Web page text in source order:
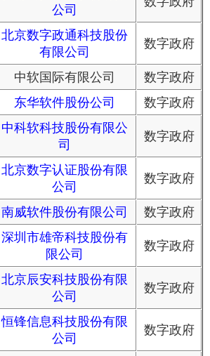
公司
北京数字政通科技股份
有限公司
数字政府
中软国际有限公司
数字政府
东华软件股份公司 数字政府
中科软科技股份有限公
司
数字政府
北京数字认证股份有限
公司
数字政府
南威软件股份有限公司 数字政府
深圳市雄帝科技股份有
限公司
数字政府
北京辰安科技股份有限
公司
数字政府
恒锋信息科技股份有限
公司
数字政府